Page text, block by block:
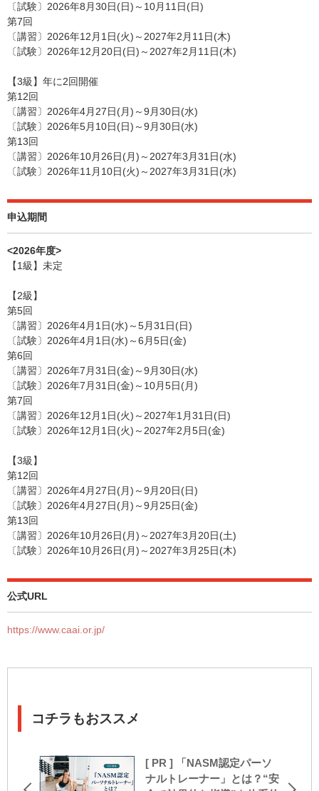
〔試験〕2026年8月30日(日)～10月11日(日)
第7回
〔講習〕2026年12月1日(火)～2027年2月11日(木)
〔試験〕2026年12月20日(日)～2027年2月11日(木)
【3級】年に2回開催
第12回
〔講習〕2026年4月27日(月)～9月30日(水)
〔試験〕2026年5月10日(日)～9月30日(水)
第13回
〔講習〕2026年10月26日(月)～2027年3月31日(水)
〔試験〕2026年11月10日(火)～2027年3月31日(水)
申込期間
<2026年度>
【1級】未定
【2級】
第5回
〔講習〕2026年4月1日(水)～5月31日(日)
〔試験〕2026年4月1日(水)～6月5日(金)
第6回
〔講習〕2026年7月31日(金)～9月30日(水)
〔試験〕2026年7月31日(金)～10月5日(月)
第7回
〔講習〕2026年12月1日(火)～2027年1月31日(日)
〔試験〕2026年12月1日(火)～2027年2月5日(金)
【3級】
第12回
〔講習〕2026年4月27日(月)～9月20日(日)
〔試験〕2026年4月27日(月)～9月25日(金)
第13回
〔講習〕2026年10月26日(月)～2027年3月20日(土)
〔試験〕2026年10月26日(月)～2027年3月25日(木)
公式URL
https://www.caai.or.jp/
コチラもおススメ
[ PR ] 「NASM認定パーソ
ナルトレーナー」とは？“安